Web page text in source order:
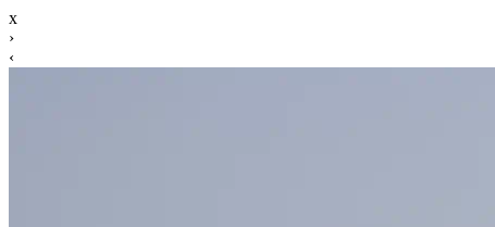
x
›
‹